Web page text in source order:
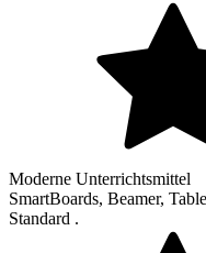
Moderne Unterrichtsmittel
SmartBoards, Beamer,
Standard .